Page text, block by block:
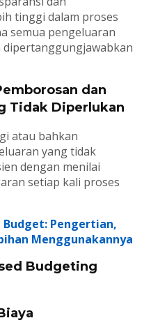
tinggi dalam proses
semua pengeluaran
dan
Tidak Diperlukan
atau bahkan
yang tidak
dengan menilai
setiap kali proses
Pengertian,
Menggunakannya
Budgeting